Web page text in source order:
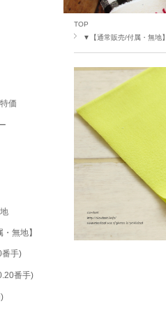
TOP
▼【通常販売/付属・無地】
価
無地】
番手)
番手)